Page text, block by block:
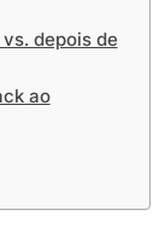
depois de
ao